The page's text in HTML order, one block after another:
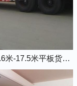
岢岚县7.6米-17.5米平板货车出租